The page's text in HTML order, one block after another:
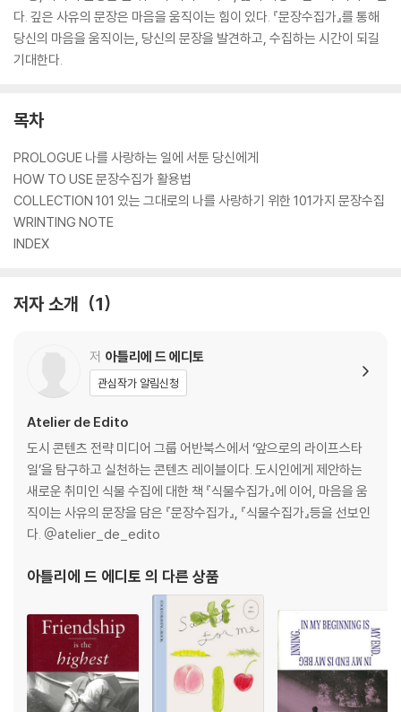
다. 깊은 사유의 문장은 마음을 움직이는 힘이 있다. 『문장수집가』를 통해
당신의 마음을 움직이는, 당신의 문장을 발견하고, 수집하는 시간이 되길
기대한다.
목차
PROLOGUE 나를 사랑하는 일에 서툰 당신에게
HOW TO USE 문장수집가 활용법
COLLECTION 101 있는 그대로의 나를 사랑하기 위한 101가지 문장수집
WRINTING NOTE
INDEX
저자 소개 1
저 아틀리에 드 에디토
관심작가 알림신청
Atelier de Edito
도시 콘텐츠 전략 미디어 그룹 어반북스에서 ‘앞으로의 라이프스타
일’을 탐구하고 실천하는 콘텐츠 레이블이다. 도시인에게 제안하는
새로운 취미인 식물 수집에 대한 책 『식물수집가』에 이어, 마음을 움
직이는 사유의 문장을 담은 『문장수집가』, 『식물수집가』등을 선보인
다. @atelier_de_edito
아틀리에 드 에디토 의 다른 상품